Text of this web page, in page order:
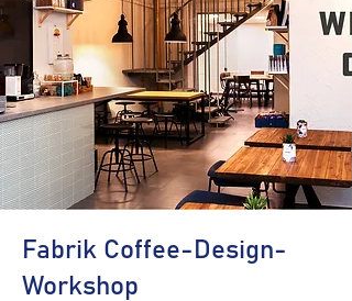
Fabrik Coffee-Design-
Workshop